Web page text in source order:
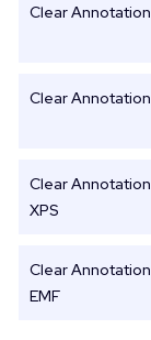
Clear
Clear
Clear
XPS
Clear
EMF